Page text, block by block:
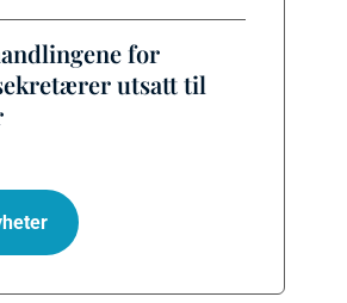
for
utsatt til